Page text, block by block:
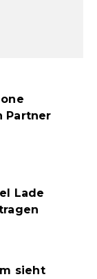
Partner
Lade
sieht